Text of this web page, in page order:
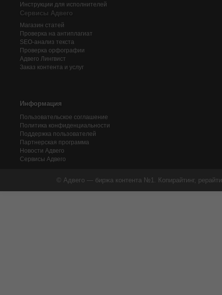
Инструкции для исполнителей
Сервисы Адвего
Магазин статей
Проверка на антиплагиат
SEO-анализ текста
Проверка орфографии
Адвего Лингвист
Заказ контента и услуг
Информация
Пользовательское соглашение
Политика конфиденциальности
Поддержка пользователей
Партнерская программа
Новости Адвего
Сервисы Адвего
© Адвего — биржа контента №1. Копирайтинг,